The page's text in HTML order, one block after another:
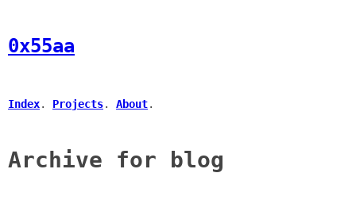
0x55aa
Index. Projects. About.
Archive for blog